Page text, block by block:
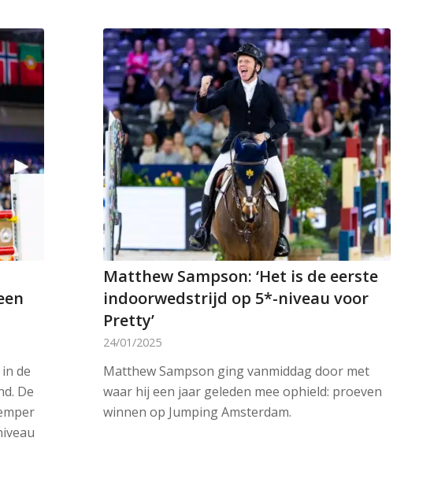
de
De
Matthew Sampson: ‘Het is de eerste
indoorwedstrijd op 5*-niveau voor
Pretty’
24/01/2025
Matthew Sampson ging vanmiddag door met
waar hij een jaar geleden mee ophield: proeven
winnen op Jumping Amsterdam.